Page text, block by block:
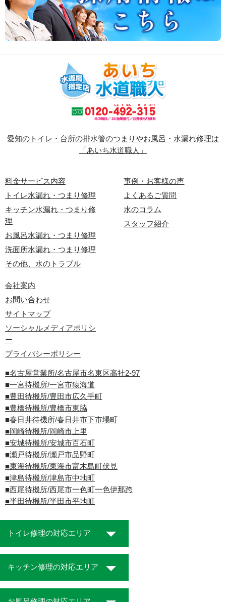
愛知のトイレ・台所の排水管のつまりやお風呂・水漏れ修理は
「あいち水道職人」
料金サービス内容
トイレ水漏れ・つまり修理
キッチン水漏れ・つまり修
理
お風呂水漏れ・つまり修理
洗面所水漏れ・つまり修理
その他、水のトラブル
事例・お客様の声
よくあるご質問
水のコラム
スタッフ紹介
会社案内
お問い合わせ
サイトマップ
ソーシャルメディアポリシ
ー
プライバシーポリシー
■名古屋営業所/名古屋市名東区高社2-97
■一宮待機所/一宮市猿海道
■豊田待機所/豊田市広久手町
■豊橋待機所/豊橋市東脇
■春日井待機所/春日井市下市場町
■岡崎待機所/岡崎市上里
■安城待機所/安城市百石町
■瀬戸待機所/瀬戸市品野町
■東海待機所/東海市富木島町伏見
■津島待機所/津島市中地町
■西尾待機所/西尾市一色町一色伊那跨
■半田待機所/半田市平地町
トイレ修理の対応エリア
キッチン修理の対応エリア